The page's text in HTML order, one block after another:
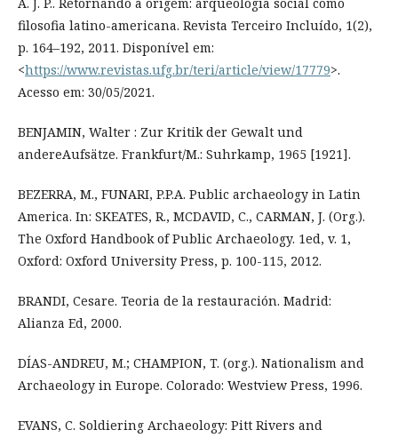
filosofia latino-americana. Revista Terceiro Incluído, 1(2),
p. 164–192, 2011. Disponível em:
<https://www.revistas.ufg.br/teri/article/view/17779>.
Acesso em: 30/05/2021.
BENJAMIN, Walter : Zur Kritik der Gewalt und
andereAufsätze. Frankfurt/M.: Suhrkamp, 1965 [1921].
BEZERRA, M., FUNARI, P.P.A. Public archaeology in Latin
America. In: SKEATES, R., MCDAVID, C., CARMAN, J. (Org.).
The Oxford Handbook of Public Archaeology. 1ed, v. 1,
Oxford: Oxford University Press, p. 100-115, 2012.
BRANDI, Cesare. Teoria de la restauración. Madrid:
Alianza Ed, 2000.
DÍAS-ANDREU, M.; CHAMPION, T. (org.). Nationalism and
Archaeology in Europe. Colorado: Westview Press, 1996.
EVANS, C. Soldiering Archaeology: Pitt Rivers and